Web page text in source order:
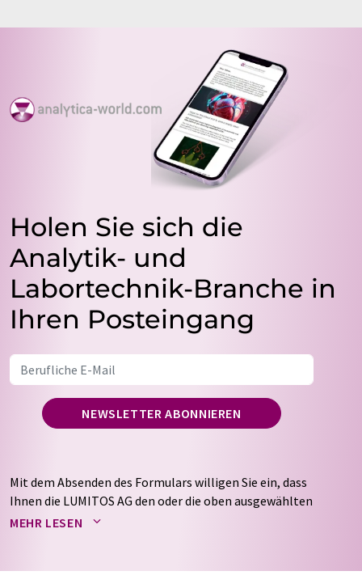
Holen Sie sich die
Analytik- und
Labortechnik-Branche in
Ihren Posteingang
NEWSLETTER ABONNIEREN
Mit dem Absenden des Formulars willigen Sie ein, dass
Ihnen die LUMITOS AG den oder die oben ausgewählten
Newsletter per E-Mail zusendet. Ihre Daten werden
auf Basis unsererDatenschutzerklärung. LUMITOS darf
MEHR LESEN